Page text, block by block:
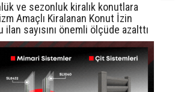
ve sezonluk kiralık konutlara
Amaçlı Kiralanan Konut İzin
sayısını önemli ölçüde azalttı